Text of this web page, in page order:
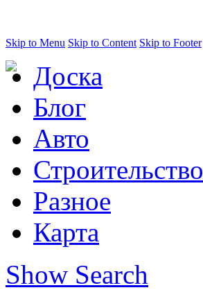
Skip to Menu Skip to Content Skip to Footer
Доска
Блог
Авто
Строительство
Разное
Карта
Show Search